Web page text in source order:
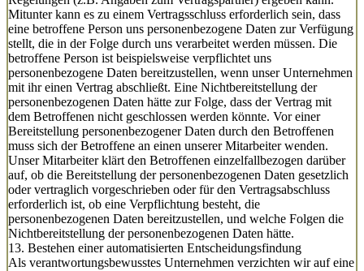
Mitunter kann es zu einem Vertragsschluss erforderlich sein, dass
eine betroffene Person uns personenbezogene Daten zur Verfügung
stellt, die in der Folge durch uns verarbeitet werden müssen. Die
betroffene Person ist beispielsweise verpflichtet uns
personenbezogene Daten bereitzustellen, wenn unser Unternehmen
mit ihr einen Vertrag abschließt. Eine Nichtbereitstellung der
personenbezogenen Daten hätte zur Folge, dass der Vertrag mit
dem Betroffenen nicht geschlossen werden könnte. Vor einer
Bereitstellung personenbezogener Daten durch den Betroffenen
muss sich der Betroffene an einen unserer Mitarbeiter wenden.
Unser Mitarbeiter klärt den Betroffenen einzelfallbezogen darüber
auf, ob die Bereitstellung der personenbezogenen Daten gesetzlich
oder vertraglich vorgeschrieben oder für den Vertragsabschluss
erforderlich ist, ob eine Verpflichtung besteht, die
personenbezogenen Daten bereitzustellen, und welche Folgen die
Nichtbereitstellung der personenbezogenen Daten hätte.
13. Bestehen einer automatisierten Entscheidungsfindung
Als verantwortungsbewusstes Unternehmen verzichten wir auf eine